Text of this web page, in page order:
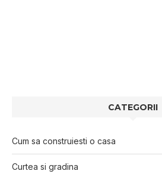
CATEGORII
Cum sa construiesti o casa
Curtea si gradina